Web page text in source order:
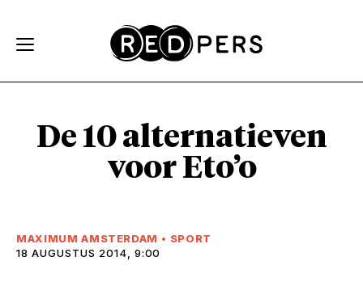
De 10 alternatieven
voor Eto’o
MAXIMUM AMSTERDAM • SPORT
18 AUGUSTUS 2014, 9:00